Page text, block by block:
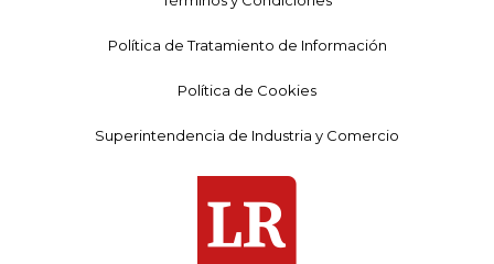
Política de Tratamiento de Información
Política de Cookies
Superintendencia de Industria y Comercio